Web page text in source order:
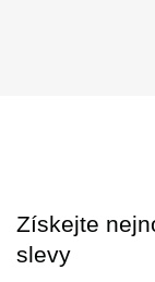
Získejte
slevy